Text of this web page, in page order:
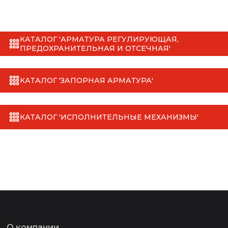
КАТАЛОГ 'АРМАТУРА РЕГУЛИРУЮЩАЯ,
ПРЕДОХРАНИТЕЛЬНАЯ И ОТСЕЧНАЯ'
КАТАЛОГ 'ЗАПОРНАЯ АРМАТУРА'
КАТАЛОГ 'ИСПОЛНИТЕЛЬНЫЕ МЕХАНИЗМЫ'